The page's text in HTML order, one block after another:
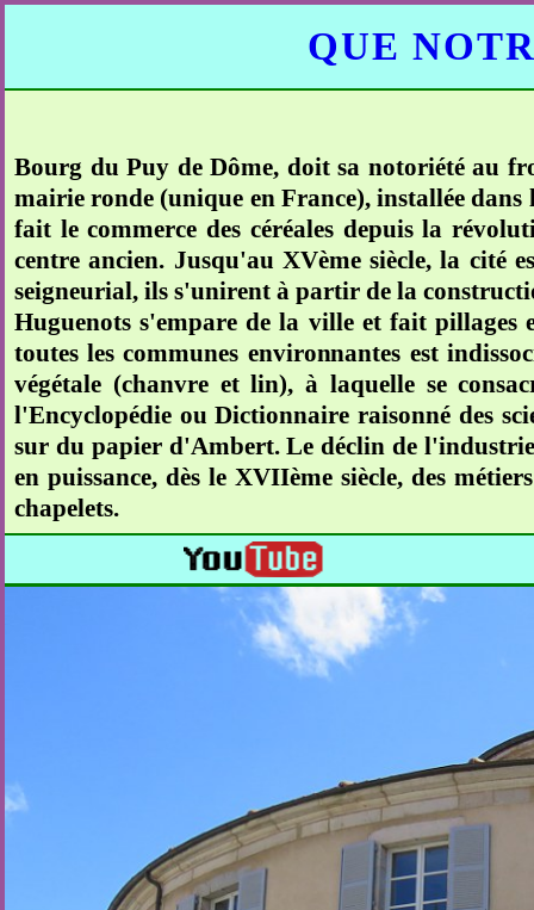
QUE
Bourg du Puy de Dôme, doit sa notoriété au
mairie ronde (unique en France), installée
fait le commerce des céréales depuis la
centre ancien. Jusqu'au XVème siècle, la cité
seigneurial, ils s'unirent à partir de la
Huguenots s'empare de la ville et fait pillages
toutes les communes environnantes est
végétale (chanvre et lin), à laquelle se
l'Encyclopédie ou Dictionnaire raisonné des
sur du papier d'Ambert. Le déclin de
en puissance, dès le XVIIème siècle, des
chapelets.